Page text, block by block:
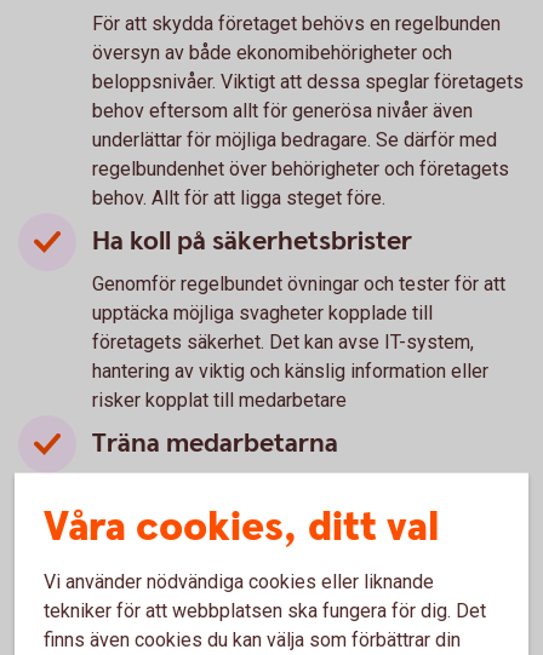
För att skydda företaget behövs en regelbunden
översyn av både ekonomibehörigheter och
beloppsnivåer. Viktigt att dessa speglar företagets
behov eftersom allt för generösa nivåer även
underlättar för möjliga bedragare. Se därför med
regelbundenhet över behörigheter och företagets
behov. Allt för att ligga steget före.
Ha koll på säkerhetsbrister
Genomför regelbundet övningar och tester för att
upptäcka möjliga svagheter kopplade till
företagets säkerhet. Det kan avse IT-system,
hantering av viktig och känslig information eller
risker kopplat till medarbetare
Träna medarbetarna
kontrollprocesser. Både för att alla ska veta hur de
ska agera i vissa situationer, och risker de bör vara
extra uppmärksamma på. Särskilt om de innehar
känsliga positioner med större befogenhet. Till
exempel Ekonomi- eller IT-personal.
Våra cookies, ditt val
Vi använder nödvändiga cookies eller liknande
tekniker för att webbplatsen ska fungera för dig. Det
finns även cookies du kan välja som förbättrar din